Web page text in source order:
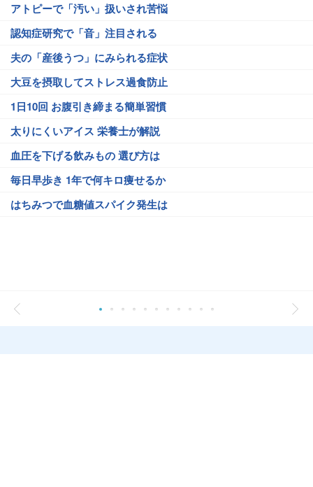
アトピーで「汚い」扱いされ苦悩
認知症研究で「音」注目される
夫の「産後うつ」にみられる症状
大豆を摂取してストレス過食防止
1日10回 お腹引き締まる簡単習慣
太りにくいアイス 栄養士が解説
血圧を下げる飲みもの 選び方は
毎日早歩き 1年で何キロ痩せるか
はちみつで血糖値スパイク発生は